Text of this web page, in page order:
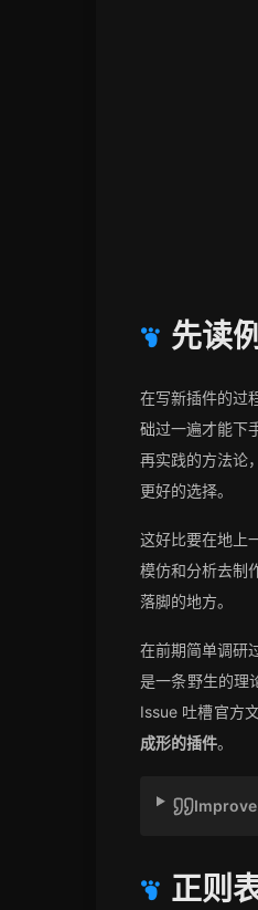
先读
在写新插件的过
础过一遍才能下
再实践的方法论
更好的选择。
这好比要在地上
模仿和分析去制
落脚的地方。
在前期简单调研
是一条野生的理
Issue 吐槽官方
成形的插件。
正则